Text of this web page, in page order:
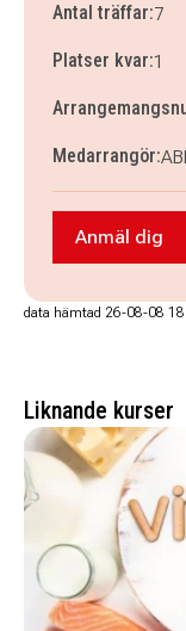
Antal träffar:7
Platser kvar:1
Medarrangör:
Anmäl
Anmäl dig
data hämtad 26-08-08
Liknande kurser